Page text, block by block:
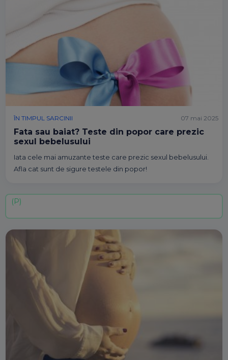
ÎN TIMPUL SARCINII
Fata sau baiat? Teste din popor care prezic
sexul bebelusului
Iata cele mai amuzante teste care prezic sexul bebelusului.
Afla cat sunt de sigure testele din popor!
07 mai 2025